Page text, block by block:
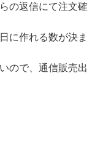
の返信にて注文確
に作れる数が決ま
ので、通信販売出